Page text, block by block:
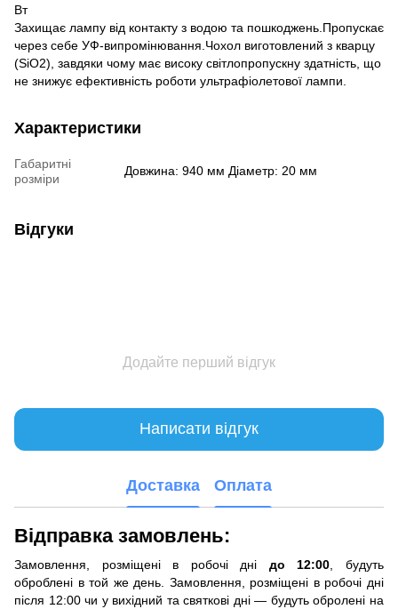
Вт
Захищає лампу від контакту з водою та пошкоджень.Пропускає
через себе УФ-випромінювання.Чохол виготовлений з кварцу
(SiO2), завдяки чому має високу світлопропускну здатність, що
не знижує ефективність роботи ультрафіолетової лампи.
Характеристики
Габаритні
розміри
Довжина: 940 мм Діаметр: 20 мм
Відгуки
Додайте перший відгук
Написати відгук
Доставка Оплата
Відправка замовлень:
Замовлення, розміщені в робочі дні до 12:00 , будуть
оброблені в той же день. Замовлення, розміщені в робочі дні
після 12:00 чи у вихідний та святкові дні — будуть обролені на